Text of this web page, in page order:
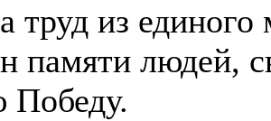
труд из
памяти людей,
Победу.